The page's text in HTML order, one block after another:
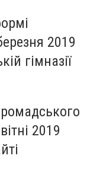
2019
гімназії
2019